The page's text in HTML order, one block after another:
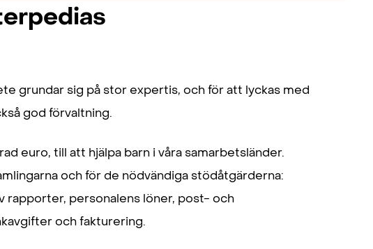
grundar sig på stor expertis, och för att lyckas med
god förvaltning.
euro, till att hjälpa barn i våra samarbetsländer.
och för de nödvändiga stödåtgärderna:
rapporter, personalens löner, post- och
och fakturering.